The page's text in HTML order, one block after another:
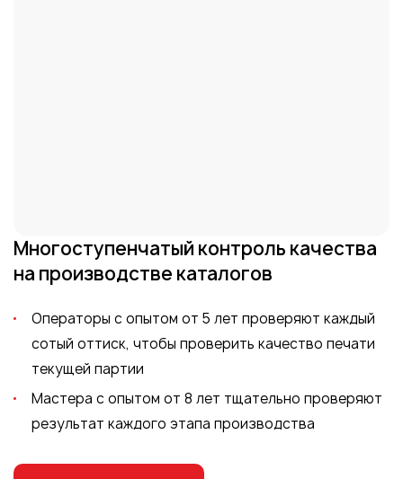
Многоступенчатый контроль качества
на производстве каталогов
Операторы с опытом от 5 лет проверяют каждый
сотый оттиск, чтобы проверить качество печати
текущей партии
Мастера с опытом от 8 лет тщательно проверяют
результат каждого этапа производства